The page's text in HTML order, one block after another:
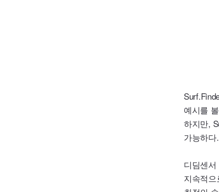
예시를
하지만,
가능하다.
디딤센서
지속적